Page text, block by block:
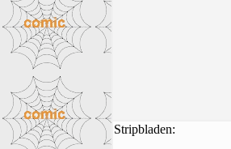
Stripbladen: